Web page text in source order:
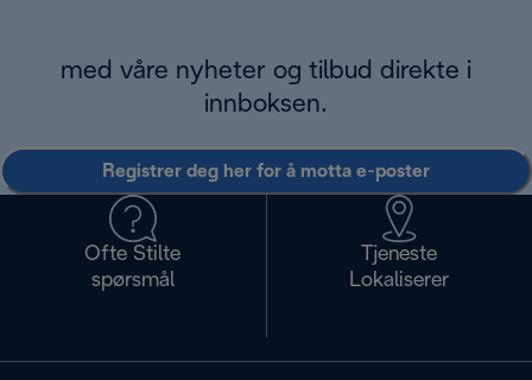
med våre nyheter og tilbud direkte i
innboksen.
Registrer deg her for å motta e-poster
Ofte Stilte
spørsmål
Tjeneste
Lokaliserer